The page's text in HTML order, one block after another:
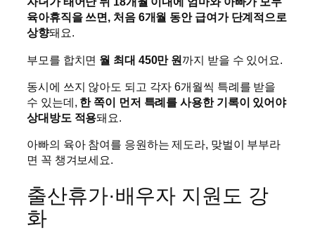
육아휴직을 쓰면, 처음 6개월 동안 급여가 단계적으로
상향돼요.
부모를 합치면 월 최대 450만 원까지 받을 수 있어요.
동시에 쓰지 않아도 되고 각자 6개월씩 특례를 받을
수 있는데, 한 쪽이 먼저 특례를 사용한 기록이 있어야
상대방도 적용돼요.
아빠의 육아 참여를 응원하는 제도라, 맞벌이 부부라
면 꼭 챙겨보세요.
출산휴가·배우자 지원도 강
화